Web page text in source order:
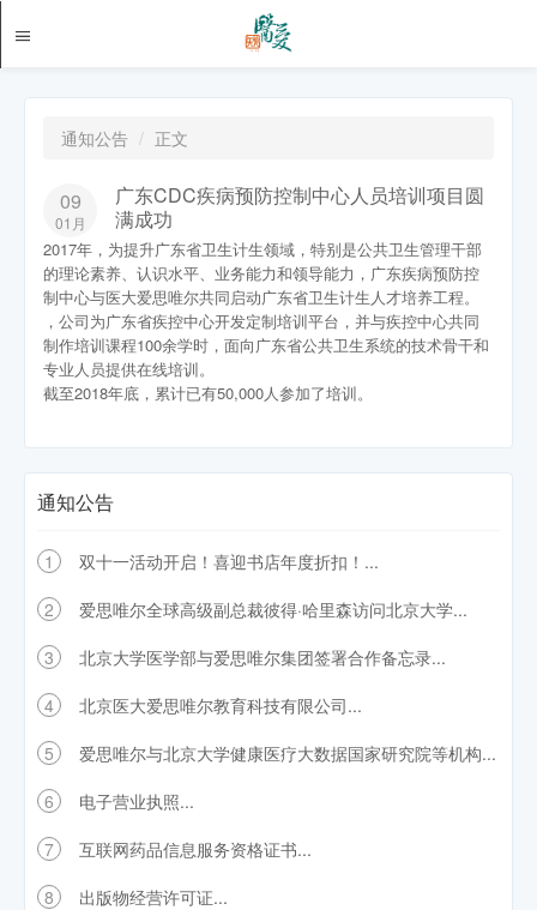
通知公告 正文
09
01月
广东CDC疾病预防控制中心人员培训项目圆
满成功
2017年，为提升广东省卫生计生领域，特别是公共卫生管理干部
的理论素养、认识水平、业务能力和领导能力，广东疾病预防控
制中心与医大爱思唯尔共同启动广东省卫生计生人才培养工程。
，公司为广东省疾控中心开发定制培训平台，并与疾控中心共同
制作培训课程100余学时，面向广东省公共卫生系统的技术骨干和
专业人员提供在线培训。
截至2018年底，累计已有50,000人参加了培训。
通知公告
1
双十一活动开启！喜迎书店年度折扣！...
2
爱思唯尔全球高级副总裁彼得·哈里森访问北京大学...
3
北京大学医学部与爱思唯尔集团签署合作备忘录...
4
北京医大爱思唯尔教育科技有限公司...
5
爱思唯尔与北京大学健康医疗大数据国家研究院等机构...
6
电子营业执照...
7
互联网药品信息服务资格证书...
8
出版物经营许可证...